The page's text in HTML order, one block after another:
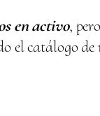
en activo,
el catálogo de